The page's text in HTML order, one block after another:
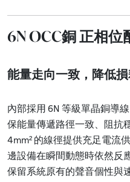
6N OCC銅 正相位
能量走向一致，降低
內部採用 6N 等級單晶銅導
保能量傳遞路徑一致、阻抗
4mm² 的線徑提供充足電流
邊設備在瞬間動態時依然反
保留系統原有的聲音個性與